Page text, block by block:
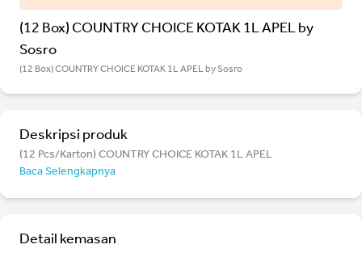
(12 Box) COUNTRY CHOICE KOTAK 1L APEL by
Sosro
(12 Box) COUNTRY CHOICE KOTAK 1L APEL by Sosro
Deskripsi produk
(12 Pcs/Karton) COUNTRY CHOICE KOTAK 1L APEL
Baca Selengkapnya
Detail kemasan